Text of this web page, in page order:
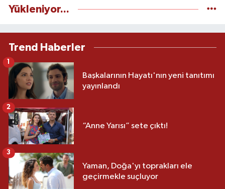
Yükleniyor...
Trend Haberler
Başkalarının Hayatı'nın yeni tanıtımı
yayınlandı
1
“Anne Yarısı” sete çıktı!
2
Yaman, Doğa'yı toprakları ele
geçirmekle suçluyor
3